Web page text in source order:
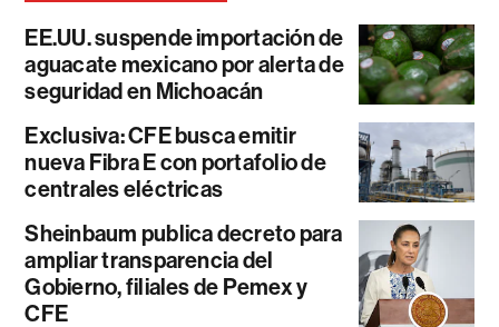
EE.UU. suspende importación de
aguacate mexicano por alerta de
seguridad en Michoacán
Exclusiva: CFE busca emitir
nueva Fibra E con portafolio de
centrales eléctricas
Sheinbaum publica decreto para
ampliar transparencia del
Gobierno, filiales de Pemex y
CFE